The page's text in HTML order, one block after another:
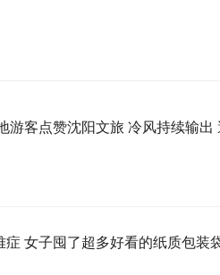
游客点赞沈阳文旅 冷风持续输
女子囤了超多好看的纸质包装